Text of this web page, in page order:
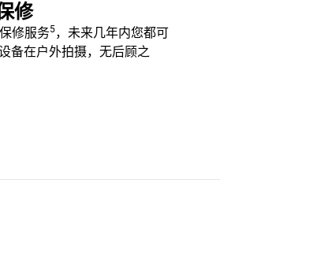
修
修服务5，未来几年内您都可
备在户外拍摄，无后顾之